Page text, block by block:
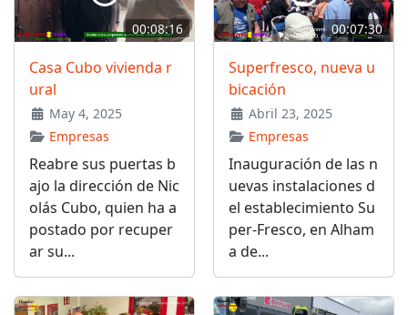
00:08:16
Casa Cubo vivienda r
ural
May 4, 2025
Empresas
Reabre sus puertas b
ajo la dirección de Nic
olás Cubo, quien ha a
postado por recuper
ar su...
00:07:30
Superfresco, nueva u
bicación
Abril 23, 2025
Empresas
Inauguración de las n
uevas instalaciones d
el establecimiento Su
per-Fresco, en Alham
a de...